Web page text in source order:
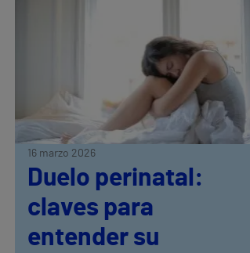
16 marzo 2026
Duelo perinatal:
claves para
entender su